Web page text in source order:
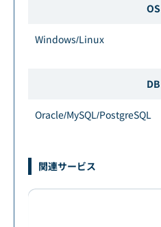
OS
Windows/Linux
DB
Oracle/MySQL/PostgreSQL
関連サービス